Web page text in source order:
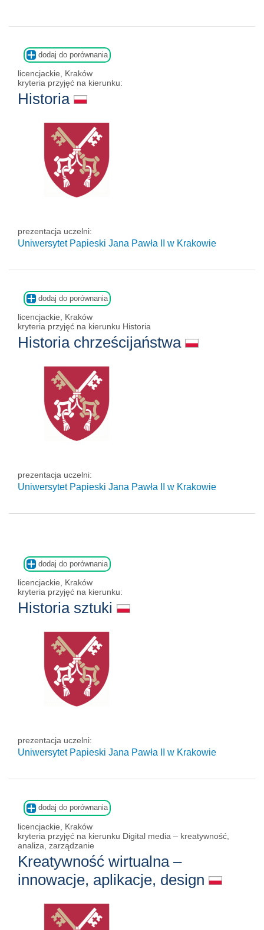
dodaj do porównania
licencjackie, Kraków
kryteria przyjęć na kierunku:
Historia
prezentacja uczelni:
Uniwersytet Papieski Jana Pawła II w Krakowie
dodaj do porównania
licencjackie, Kraków
kryteria przyjęć na kierunku Historia
Historia chrześcijaństwa
prezentacja uczelni:
Uniwersytet Papieski Jana Pawła II w Krakowie
dodaj do porównania
licencjackie, Kraków
kryteria przyjęć na kierunku:
Historia sztuki
prezentacja uczelni:
Uniwersytet Papieski Jana Pawła II w Krakowie
dodaj do porównania
licencjackie, Kraków
kryteria przyjęć na kierunku Digital media – kreatywność,
analiza, zarządzanie
Kreatywność wirtualna –
innowacje, aplikacje, design